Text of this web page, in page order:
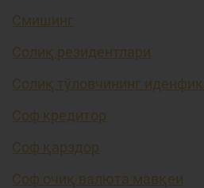
Смишинг
Солиқ резидентлари
Солиқ тўловчининг
Соф кредитор
Соф қарздор
Соф очиқ валюта мавқеи